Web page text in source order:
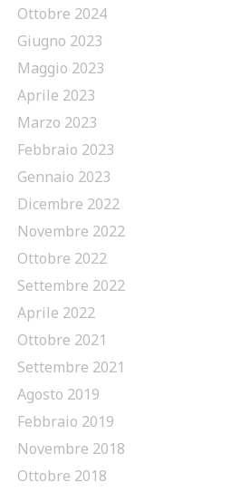
Ottobre 2024
Giugno 2023
Maggio 2023
Aprile 2023
Marzo 2023
Febbraio 2023
Gennaio 2023
Dicembre 2022
Novembre 2022
Ottobre 2022
Settembre 2022
Aprile 2022
Ottobre 2021
Settembre 2021
Agosto 2019
Febbraio 2019
Novembre 2018
Ottobre 2018